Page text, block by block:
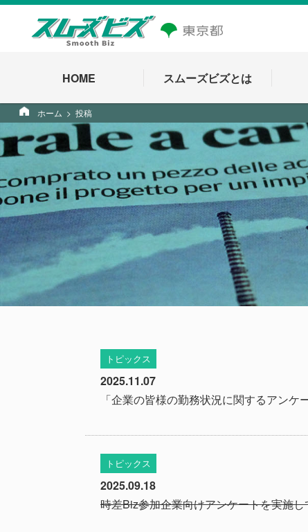
HOME スムーズビズとは
ホーム 投稿
トピックス
2025.11.07
「企業の皆様の勤務状況に関するアンケ
トピックス
2025.09.18
時差Biz参加企業向けアンケートを実施